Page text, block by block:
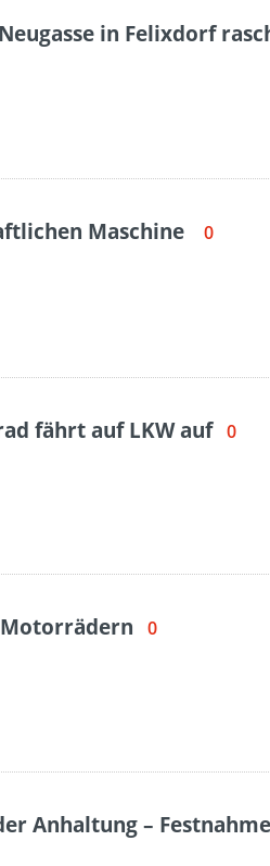
in Felixdorf
Maschine 0
fährt auf LKW auf 0
0
Anhaltung – Festnahme